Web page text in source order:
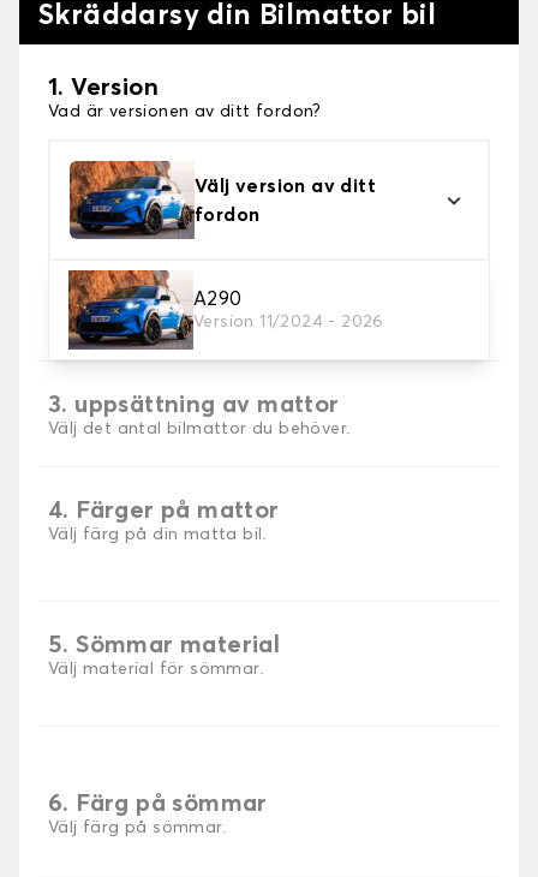
Skräddarsy din Bilmattor bil
1. Version
Vad är versionen av ditt fordon?
Välj version av ditt
fordon
A290
Version 11/2024 - 2026
2. Material
Välj material för din bilmatta.
3. uppsättning av mattor
Välj det antal bilmattor du behöver.
4. Färger på mattor
Välj färg på din matta bil.
5. Sömmar material
Välj material för sömmar.
6. Färg på sömmar
Välj färg på sömmar.